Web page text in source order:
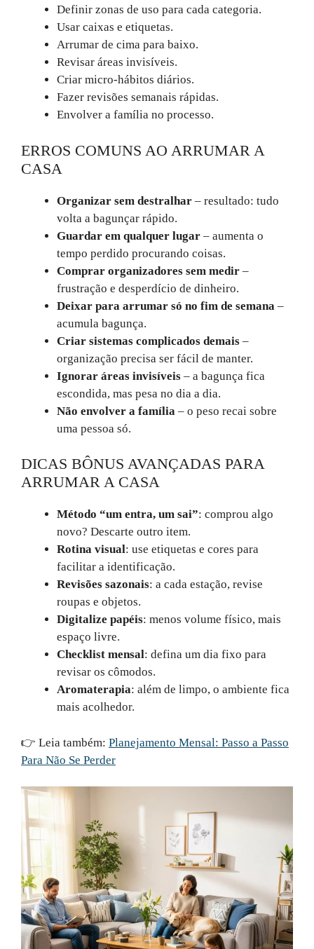
Definir zonas de uso para cada categoria.
Usar caixas e etiquetas.
Arrumar de cima para baixo.
Revisar áreas invisíveis.
Criar micro-hábitos diários.
Fazer revisões semanais rápidas.
Envolver a família no processo.
ERROS COMUNS AO ARRUMAR A
CASA
Organizar sem destralhar – resultado: tudo
volta a bagunçar rápido.
Guardar em qualquer lugar – aumenta o
tempo perdido procurando coisas.
Comprar organizadores sem medir –
frustração e desperdício de dinheiro.
Deixar para arrumar só no fim de semana –
acumula bagunça.
Criar sistemas complicados demais –
organização precisa ser fácil de manter.
Ignorar áreas invisíveis – a bagunça fica
escondida, mas pesa no dia a dia.
Não envolver a família – o peso recai sobre
uma pessoa só.
DICAS BÔNUS AVANÇADAS PARA
ARRUMAR A CASA
Método “um entra, um sai”: comprou algo
novo? Descarte outro item.
Rotina visual: use etiquetas e cores para
facilitar a identificação.
Revisões sazonais: a cada estação, revise
roupas e objetos.
Digitalize papéis: menos volume físico, mais
espaço livre.
Checklist mensal: defina um dia fixo para
revisar os cômodos.
Aromaterapia: além de limpo, o ambiente fica
mais acolhedor.
👉 Leia também: Planejamento Mensal: Passo a Passo
Para Não Se Perder